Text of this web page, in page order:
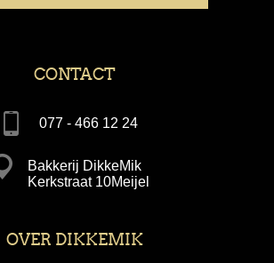
CONTACT
077 - 466 12 24
Bakkerij DikkeMik
Kerkstraat 10Meijel
OVER DIKKEMIK